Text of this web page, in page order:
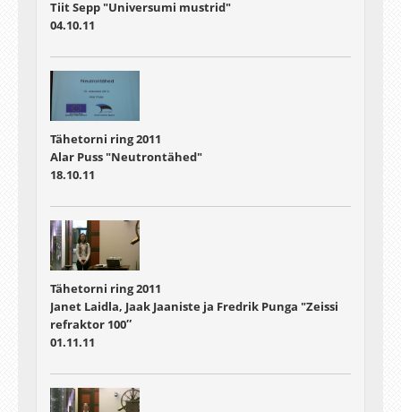
Tiit Sepp "Universumi mustrid"
04.10.11
Tähetorni ring 2011
Alar Puss "Neutrontähed"
18.10.11
Tähetorni ring 2011
Janet Laidla, Jaak Jaaniste ja Fredrik Punga "Zeissi
refraktor 100″
01.11.11